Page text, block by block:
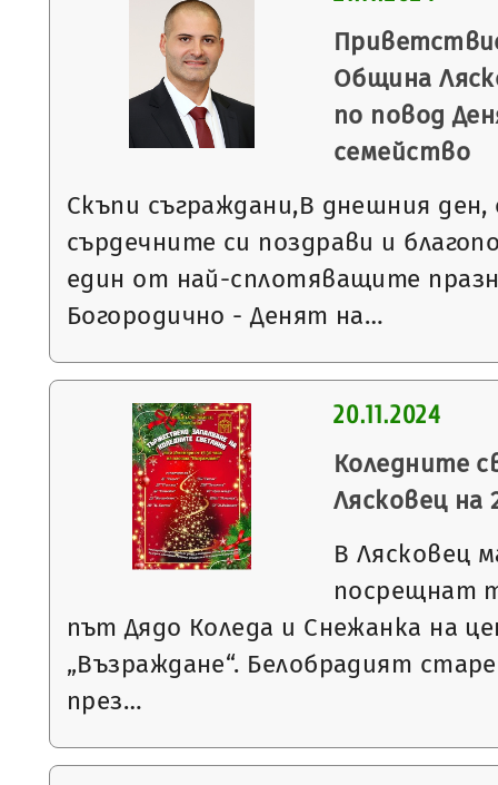
Община
по повод
семейство
Скъпи съграждани,В днешния
сърдечните си поздрави и
един от най-сплотяващите
Богородично - Денят на…
20.11.2024
Коледните
Лясковец на
В Лясковец
посрещнат
път Дядо Коледа и Снежанка на
„Възраждане“. Белобрадият
през…